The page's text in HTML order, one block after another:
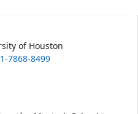
of Houston
7868-8499